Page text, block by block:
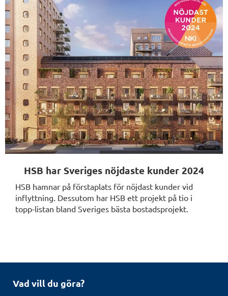
HSB har Sveriges nöjdaste kunder 2024
HSB hamnar på förstaplats för nöjdast kunder vid
inflyttning. Dessutom har HSB ett projekt på tio i
topp-listan bland Sveriges bästa bostadsprojekt.
Vad vill du göra?